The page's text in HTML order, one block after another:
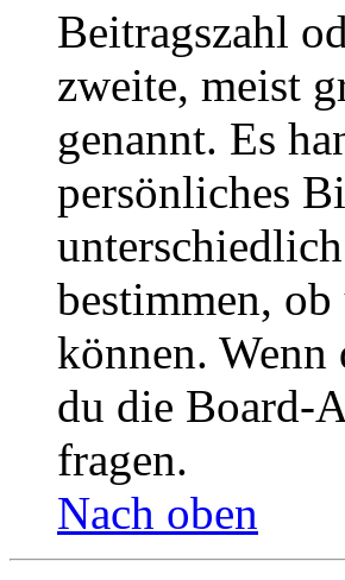
Beitragszahl
zweite, meist
genannt. Es
persönliches
bestimmen,
können. Wenn
du die Board-
fragen.
Nach oben